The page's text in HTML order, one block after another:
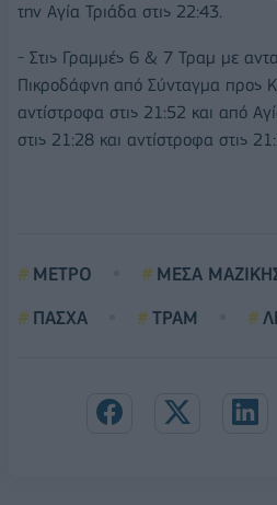
την Αγία Τριάδα στις 22:43.
- Στις Γραμμές 6 & 7 Τραμ με
Πικροδάφνη από Σύνταγμα προς
αντίστροφα στις 21:52 και από
στις 21:28 και αντίστροφα στις
ΜΕΤΡΟ
ΜΕΣΑ
ΠΑΣΧΑ
ΤΡΑΜ